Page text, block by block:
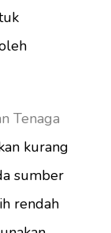
Tenaga
kurang
sumber
rendah